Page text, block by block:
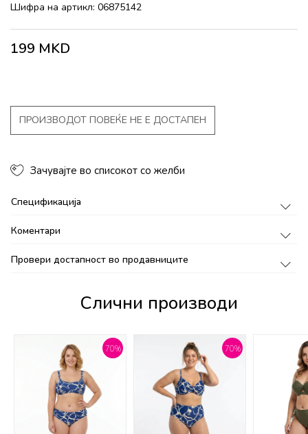
Шифра на артикл: 06875142
199 MKD
ПРОИЗВОДОТ ПОВЕЌЕ НЕ Е ДОСТАПЕН
Зачувајте во списокот со желби
Спецификација
Коментари
Провери достапност во продавниците
Слични производи
70% 70%